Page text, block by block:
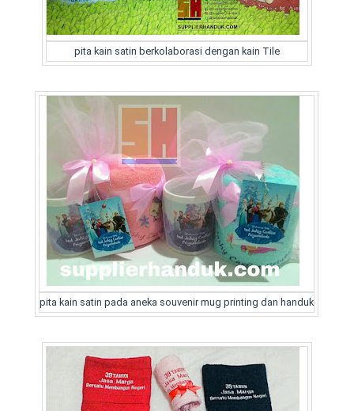
pita kain satin berkolaborasi dengan kain Tile
pita kain satin pada aneka souvenir mug printing dan handuk